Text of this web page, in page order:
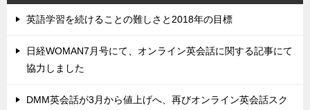
英語学習を続けることの難しさと2018年の目標
日経WOMAN7月号にて、オンライン英会話に関する記事にて
協力しました
DMM英会話が3月から値上げへ、再びオンライン英会話スク